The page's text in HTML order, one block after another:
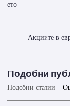
ето
Акциите в
Подобни
Подобни статии